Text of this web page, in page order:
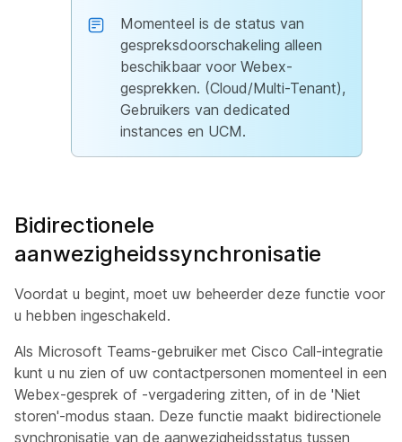
Momenteel is de status van
gespreksdoorschakeling alleen
beschikbaar voor Webex-
gesprekken. (Cloud/Multi-Tenant),
Gebruikers van dedicated
instances en UCM.
Bidirectionele
aanwezigheidssynchronisatie
Voordat u begint, moet uw beheerder deze functie voor
u hebben ingeschakeld.
Als Microsoft Teams-gebruiker met Cisco Call-integratie
kunt u nu zien of uw contactpersonen momenteel in een
Webex-gesprek of -vergadering zitten, of in de 'Niet
storen'-modus staan. Deze functie maakt bidirectionele
synchronisatie van de aanwezigheidsstatus tussen